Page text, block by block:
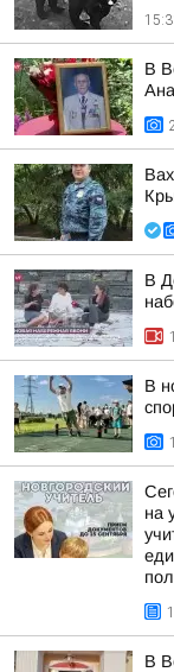
В
В
В
на
В